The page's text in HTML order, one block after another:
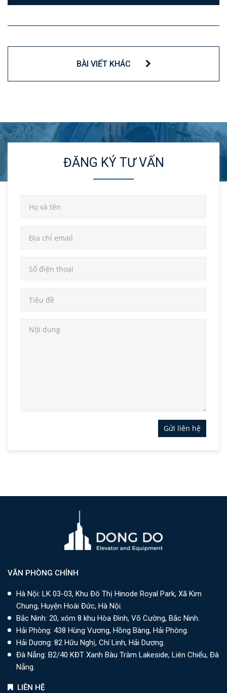
BÀI VIẾT KHÁC
ĐĂNG KÝ TƯ VẤN
Gửi liên hệ
VĂN PHÒNG CHÍNH
Hà Nội: LK 03-03, Khu Đô Thị Hinode Royal Park, Xã Kim
Chung, Huyện Hoài Đức, Hà Nội.
Bắc Ninh: 20, xóm 8 khu Hòa Đình, Võ Cường, Bắc Ninh.
Hải Phòng: 438 Hùng Vương, Hồng Bàng, Hải Phòng.
Hải Dương: 82 Hữu Nghị, Chí Linh, Hải Dương.
Đà Nẵng: B2/40 KĐT Xanh Bàu Tràm Lakeside, Liên Chiểu, Đà
Nẵng.
LIÊN HỆ